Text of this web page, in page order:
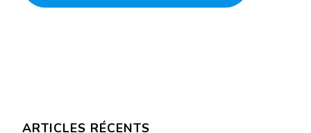
ARTICLES RÉCENTS